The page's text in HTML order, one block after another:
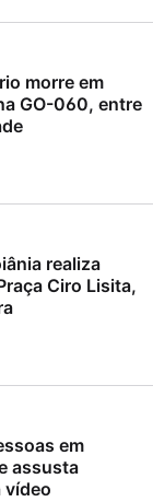
morre em
GO-060, entre
realiza
Ciro Lisita,
em
assusta
vídeo